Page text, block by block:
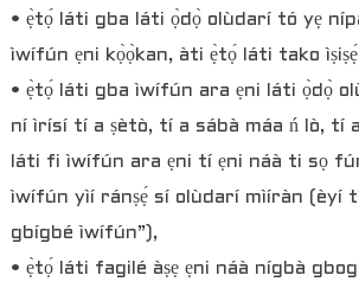
• ẹ̀tọ́ láti gba láti ọ̀dọ̀ olùdarí tó yẹ
ìwífún ẹni kọ̀ọ̀kan, àti ẹ̀tọ́ láti tako
• ẹ̀tọ́ láti gba ìwífún ara ẹni láti ọ̀dọ̀
ní ìrísí tí a ṣètò, tí a sábà máa ń lò, tí
láti fi ìwífún ara ẹni tí ẹni náà ti sọ
ìwífún yìí ránṣẹ́ sí olùdarí mìíràn (èyí
gbígbé ìwífún”),
• ẹ̀tọ́ láti fagilé àṣẹ ẹni náà nígbà